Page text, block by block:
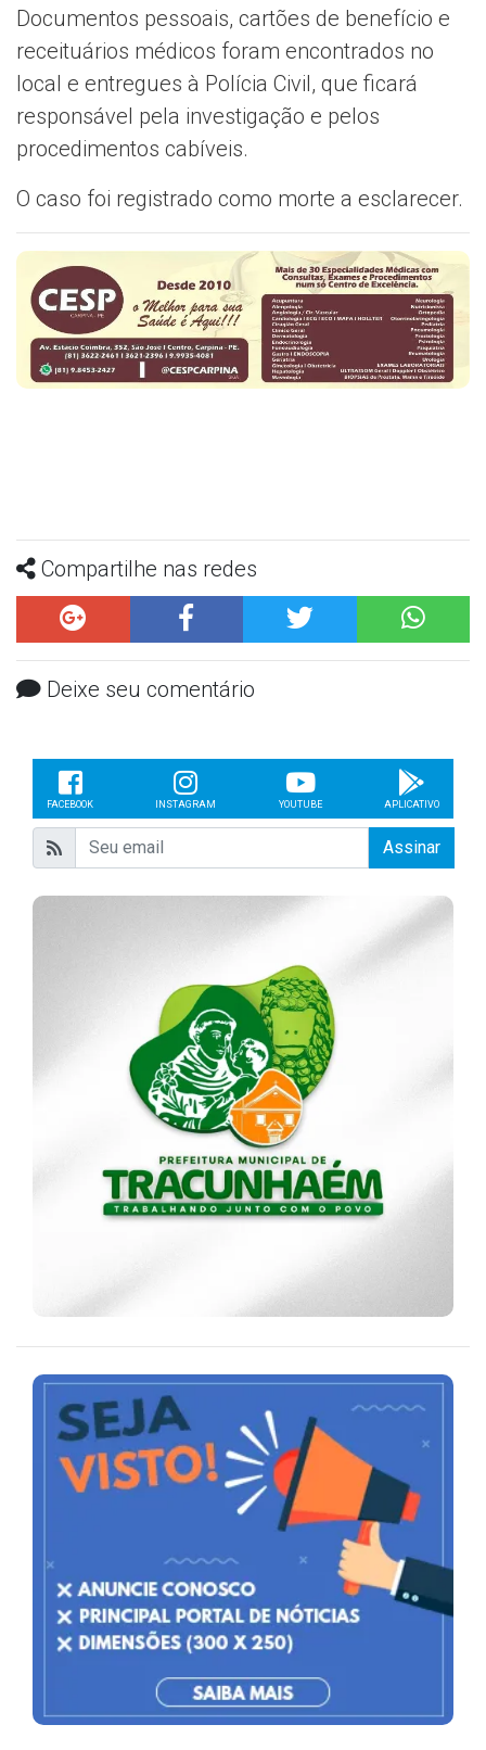
Documentos pessoais, cartões de benefício e
receituários médicos foram encontrados no
local e entregues à Polícia Civil, que ficará
responsável pela investigação e pelos
procedimentos cabíveis.
O caso foi registrado como morte a esclarecer.
Compartilhe nas redes
Deixe seu comentário
FACEBOOK INSTAGRAM YOUTUBE APLICATIVO
Assinar